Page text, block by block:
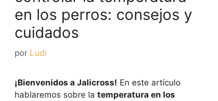
en los perros: consejos y
cuidados
por Ludi
¡Bienvenidos a Jalicross! En este artículo
hablaremos sobre la temperatura en los